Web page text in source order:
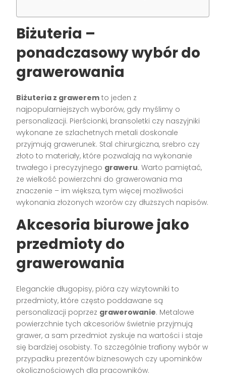
Biżuteria –
ponadczasowy wybór do
grawerowania
Biżuteria z grawerem to jeden z
najpopularniejszych wyborów, gdy myślimy o
personalizacji. Pierścionki, bransoletki czy naszyjniki
wykonane ze szlachetnych metali doskonale
przyjmują grawerunek. Stal chirurgiczna, srebro czy
złoto to materiały, które pozwalają na wykonanie
trwałego i precyzyjnego graweru. Warto pamiętać,
że wielkość powierzchni do grawerowania ma
znaczenie – im większa, tym więcej możliwości
wykonania złożonych wzorów czy dłuższych napisów.
Akcesoria biurowe jako
przedmioty do
grawerowania
Eleganckie długopisy, pióra czy wizytowniki to
przedmioty, które często poddawane są
personalizacji poprzez grawerowanie. Metalowe
powierzchnie tych akcesoriów świetnie przyjmują
grawer, a sam przedmiot zyskuje na wartości i staje
się bardziej osobisty. To szczególnie trafiony wybór w
przypadku prezentów biznesowych czy upominków
okolicznościowych dla pracowników.